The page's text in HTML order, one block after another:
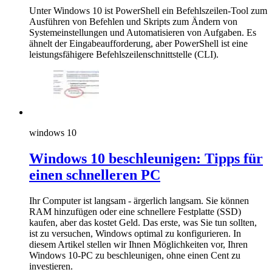
Unter Windows 10 ist PowerShell ein Befehlszeilen-Tool zum
Ausführen von Befehlen und Skripts zum Ändern von
Systemeinstellungen und Automatisieren von Aufgaben. Es
ähnelt der Eingabeaufforderung, aber PowerShell ist eine
leistungsfähigere Befehlszeilenschnittstelle (CLI).
windows 10
Windows 10 beschleunigen: Tipps für
einen schnelleren PC
Ihr Computer ist langsam - ärgerlich langsam. Sie können
RAM hinzufügen oder eine schnellere Festplatte (SSD)
kaufen, aber das kostet Geld. Das erste, was Sie tun sollten,
ist zu versuchen, Windows optimal zu konfigurieren. In
diesem Artikel stellen wir Ihnen Möglichkeiten vor, Ihren
Windows 10-PC zu beschleunigen, ohne einen Cent zu
investieren.